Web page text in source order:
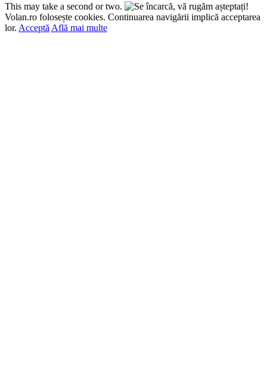
This may take a second or two.
Volan.ro folosește cookies. Continuarea navigării implică acceptarea
lor. Acceptă Află mai multe